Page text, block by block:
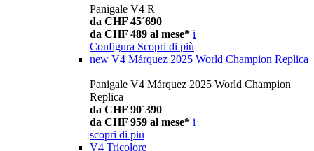
Panigale V4 R
da CHF 45´690
da CHF 489 al mese* i
Configura Scopri di più
new V4 Márquez 2025 World Champion Replica
Panigale V4 Márquez 2025 World Champion
Replica
da CHF 90´390
da CHF 959 al mese* i
scopri di piu
V4 Tricolore